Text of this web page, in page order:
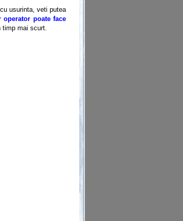
usurinta, veti putea
operator poate face
timp mai scurt.